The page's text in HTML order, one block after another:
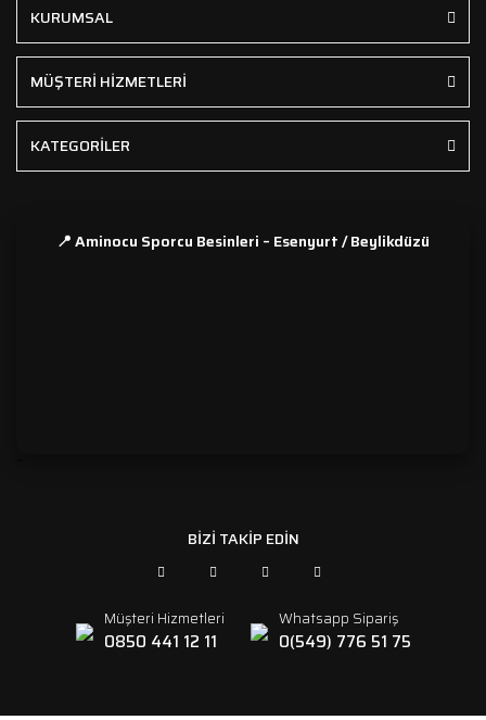
KURUMSAL
MÜŞTERİ HİZMETLERİ
KATEGORİLER
📍 Aminocu Sporcu Besinleri – Esenyurt / Beylikdüzü
BİZİ TAKİP EDİN
Müşteri Hizmetleri
0850 441 12 11
Whatsapp Sipariş
0(549) 776 51 75